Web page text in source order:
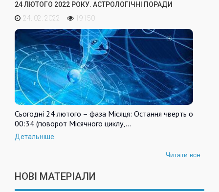
24 ЛЮТОГО 2022 РОКУ. АСТРОЛОГІЧНІ ПОРАДИ
24. 02. 2022
19150
Сьогодні 24 лютого – фаза Місяця: Остання чверть о
00:34 (поворот Місячного циклу,…
Детальніше
Читати все
НОВІ МАТЕРІАЛИ